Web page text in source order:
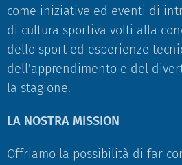
come iniziative ed eventi di
di cultura sportiva volti alla
dello sport ed esperienze
dell'apprendimento e del
la stagione.
LA NOSTRA MISSION
Offriamo la possibilità di far